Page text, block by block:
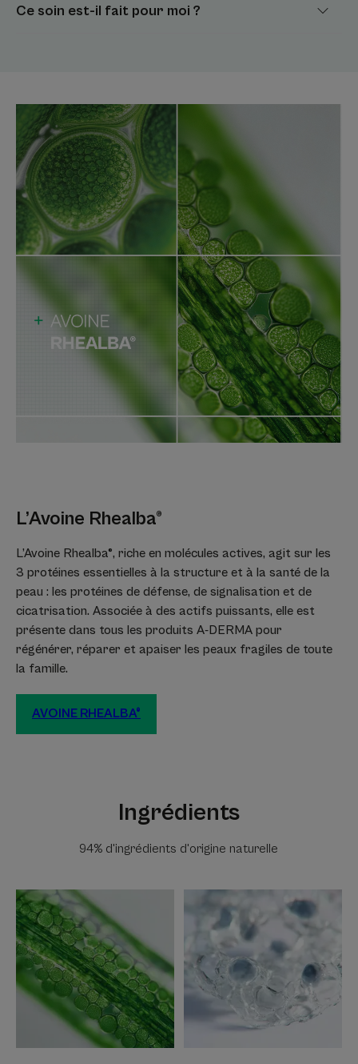
possède une triple action : réparatrice*, anti-marques et
apaisante.
Bénéfices
• ACCÉLÈRE la réparation épidermique des peaux
fragilisées.
• CONTRIBUE à réduire l’apparence des marques à la
surface de la peau.
• CALME les sensations cutanées désagréables suite à
des actes esthétiques superficiels et/ou atteintes
Texture Environnement
Avantage de la texture
Texture glissante facile à appliquer.
Senteur du contenu
* Favorise la réparation épidermique
*** Brevet déposé
** Actes dermatologiques superficiels
* Favorise la réparation épidermique
Ce soin est-il fait pour moi ?
L’Avoine Rhealba®
L’Avoine Rhealba®, riche en molécules actives, agit sur les
3 protéines essentielles à la structure et à la santé de la
peau : les protéines de défense, de signalisation et de
cicatrisation. Associée à des actifs puissants, elle est
présente dans tous les produits A-DERMA pour
régénérer, réparer et apaiser les peaux fragiles de toute
la famille.
AVOINE RHEALBA®
Ingrédients
94% d'ingrédients d'origine naturelle